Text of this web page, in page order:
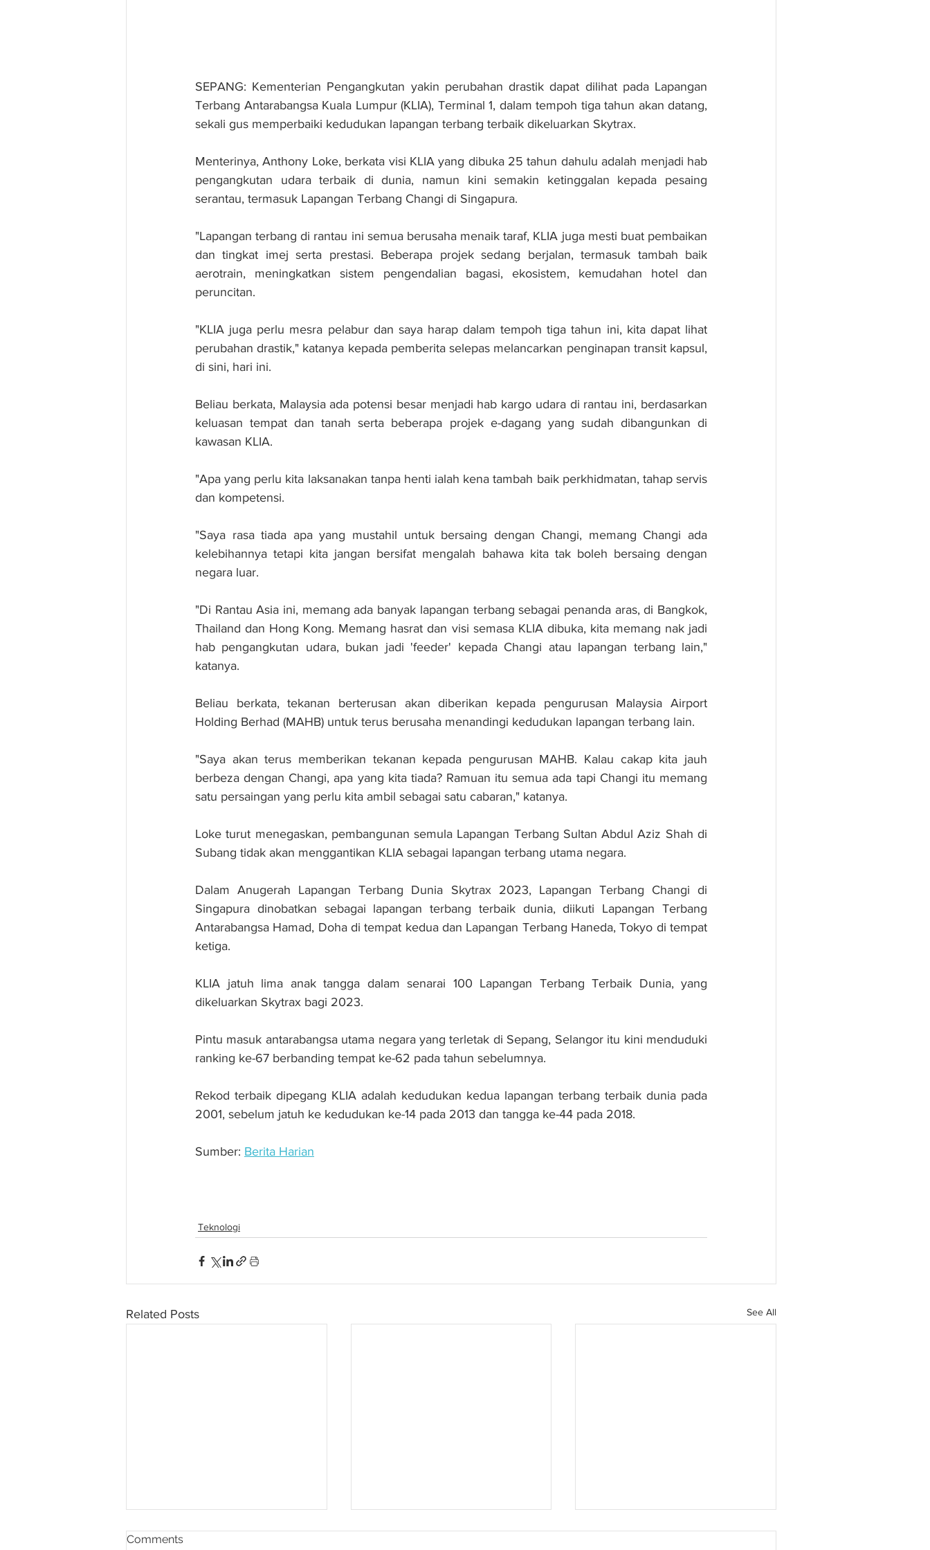
SEPANG: Kementerian Pengangkutan yakin perubahan drastik dapat dilihat pada Lapangan
Terbang Antarabangsa Kuala Lumpur (KLIA), Terminal 1, dalam tempoh tiga tahun akan datang,
sekali gus memperbaiki kedudukan lapangan terbang terbaik dikeluarkan Skytrax.
Menterinya, Anthony Loke, berkata visi KLIA yang dibuka 25 tahun dahulu adalah menjadi hab
pengangkutan udara terbaik di dunia, namun kini semakin ketinggalan kepada pesaing
serantau, termasuk Lapangan Terbang Changi di Singapura.
"Lapangan terbang di rantau ini semua berusaha menaik taraf, KLIA juga mesti buat pembaikan
dan tingkat imej serta prestasi. Beberapa projek sedang berjalan, termasuk tambah baik
aerotrain, meningkatkan sistem pengendalian bagasi, ekosistem, kemudahan hotel dan
peruncitan.
"KLIA juga perlu mesra pelabur dan saya harap dalam tempoh tiga tahun ini, kita dapat lihat
perubahan drastik," katanya kepada pemberita selepas melancarkan penginapan transit kapsul,
di sini, hari ini.
Beliau berkata, Malaysia ada potensi besar menjadi hab kargo udara di rantau ini, berdasarkan
keluasan tempat dan tanah serta beberapa projek e-dagang yang sudah dibangunkan di
kawasan KLIA.
"Apa yang perlu kita laksanakan tanpa henti ialah kena tambah baik perkhidmatan, tahap servis
dan kompetensi.
"Saya rasa tiada apa yang mustahil untuk bersaing dengan Changi, memang Changi ada
kelebihannya tetapi kita jangan bersifat mengalah bahawa kita tak boleh bersaing dengan
negara luar.
"Di Rantau Asia ini, memang ada banyak lapangan terbang sebagai penanda aras, di Bangkok,
Thailand dan Hong Kong. Memang hasrat dan visi semasa KLIA dibuka, kita memang nak jadi
hab pengangkutan udara, bukan jadi 'feeder' kepada Changi atau lapangan terbang lain,"
katanya.
Beliau berkata, tekanan berterusan akan diberikan kepada pengurusan Malaysia Airport
Holding Berhad (MAHB) untuk terus berusaha menandingi kedudukan lapangan terbang lain.
"Saya akan terus memberikan tekanan kepada pengurusan MAHB. Kalau cakap kita jauh
berbeza dengan Changi, apa yang kita tiada? Ramuan itu semua ada tapi Changi itu memang
satu persaingan yang perlu kita ambil sebagai satu cabaran," katanya.
Loke turut menegaskan, pembangunan semula Lapangan Terbang Sultan Abdul Aziz Shah di
Subang tidak akan menggantikan KLIA sebagai lapangan terbang utama negara.
Dalam Anugerah Lapangan Terbang Dunia Skytrax 2023, Lapangan Terbang Changi di
Singapura dinobatkan sebagai lapangan terbang terbaik dunia, diikuti Lapangan Terbang
Antarabangsa Hamad, Doha di tempat kedua dan Lapangan Terbang Haneda, Tokyo di tempat
ketiga.
KLIA jatuh lima anak tangga dalam senarai 100 Lapangan Terbang Terbaik Dunia, yang
dikeluarkan Skytrax bagi 2023.
Pintu masuk antarabangsa utama negara yang terletak di Sepang, Selangor itu kini menduduki
ranking ke-67 berbanding tempat ke-62 pada tahun sebelumnya.
Rekod terbaik dipegang KLIA adalah kedudukan kedua lapangan terbang terbaik dunia pada
2001, sebelum jatuh ke kedudukan ke-14 pada 2013 dan tangga ke-44 pada 2018.
Sumber: Berita Harian
Teknologi
Related Posts See All
Comments